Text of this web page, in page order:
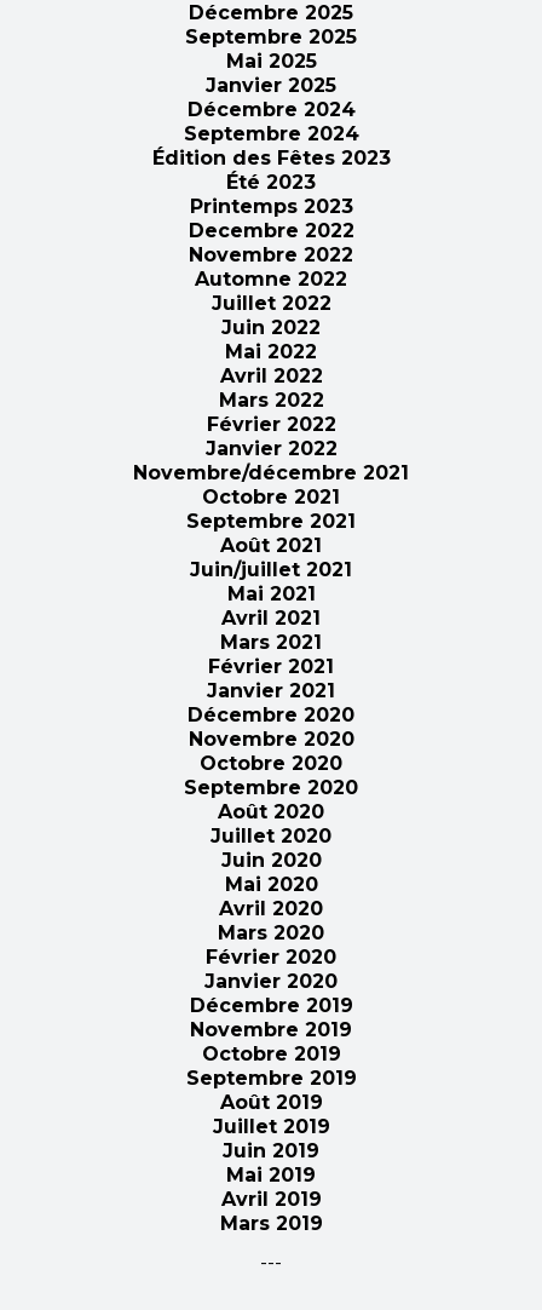
Décembre 2025
Septembre 2025
Mai 2025
Janvier 2025
Décembre 2024
Septembre 2024
Édition des Fêtes 2023
Été 2023
Printemps 2023
Decembre 2022
Novembre 2022
Automne 2022
Juillet 2022
Juin 2022
Mai 2022
Avril 2022
Mars 2022
Février 2022
Janvier 2022
Novembre/décembre 2021
Octobre 2021
Septembre 2021
Août 2021
Juin/juillet 2021
Mai 2021
Avril 2021
Mars 2021
Février 2021
Janvier 2021
Décembre 2020
Novembre 2020
Octobre 2020
Septembre 2020
Août 2020
Juillet 2020
Juin 2020
Mai 2020
Avril 2020
Mars 2020
Février 2020
Janvier 2020
Décembre 2019
Novembre 2019
Octobre 2019
Septembre 2019
Août 2019
Juillet 2019
Juin 2019
Mai 2019
Avril 2019
Mars 2019
---